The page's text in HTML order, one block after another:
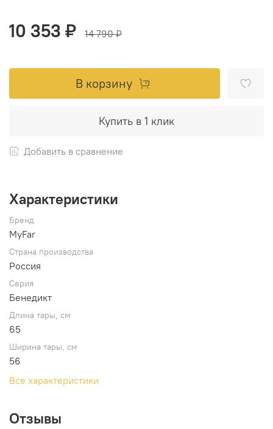
10 353 ₽ 14 790 ₽
В корзину
Купить в 1 клик
Добавить в сравнение
Характеристики
Бренд
MyFar
Страна производства
Россия
Серия
Бенедикт
Длина тары, см
65
Ширина тары, см
56
Все характеристики
Отзывы